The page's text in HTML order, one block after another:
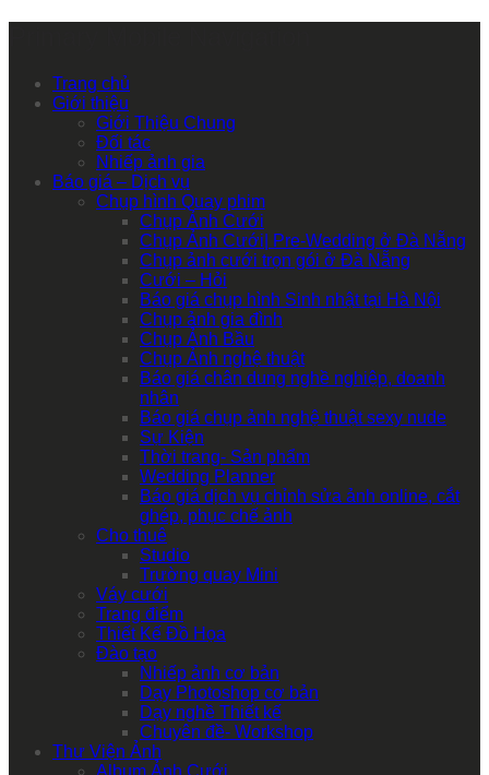
Trang chủ
Giới thiệu
Giới Thiệu Chung
Đối tác
Nhiếp ảnh gia
Báo giá – Dịch vụ
Chụp hình Quay phim
Chụp Ảnh Cưới
Chụp Ảnh Cưới| Pre-Wedding ở Đà Nẵng
Chụp ảnh cưới trọn gói ở Đà Nẵng
Cưới – Hỏi
Báo giá chụp hình Sinh nhật tại Hà Nội
Chụp ảnh gia đình
Chụp Ảnh Bầu
Chụp Ảnh nghệ thuật
Báo giá chân dung nghề nghiệp, doanh
nhân
Báo giá chụp ảnh nghệ thuật sexy nude
Sự Kiện
Thời trang- Sản phẩm
Wedding Planner
Báo giá dịch vụ chỉnh sửa ảnh online, cắt
ghép, phục chế ảnh
Cho thuê
Studio
Trường quay Mini
Váy cưới
Trang điểm
Thiết Kế Đồ Họa
Đào tạo
Nhiếp ảnh cơ bản
Dạy Photoshop cơ bản
Dạy nghề Thiết kế
Chuyên đề- Workshop
Thư Viện Ảnh
Album Ảnh Cưới